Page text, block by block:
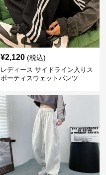
¥2,120 (税込)
レディース サイドライン入りス
ポーティスウェットパンツ